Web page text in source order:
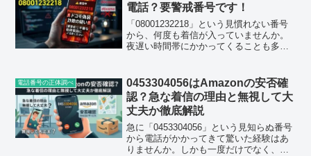
電話？要警戒番号です！
「08001232218」という見慣れない番号
から、何度も着信が入っていませんか。
夜遅い時間帯にかかってくることも多
い……そんな経験をした方が増えていま
す。2026年7月に...
電話番号の正体調べ
0453304056はAmazonの安否確
認？急な着信の理由と無視して大
丈夫か徹底解説
急に「0453304056」という見知らぬ番号
から電話がかかってきて驚いた経験はあ
りませんか。しかも一度だけでなく、短